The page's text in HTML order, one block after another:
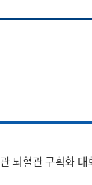
뇌혈관 구획화 대